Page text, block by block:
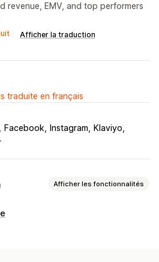
revenue, EMV, and top performers
Afficher la traduction
traduite en français
Facebook Instagram
Klaviyo
Afficher les fonctionnalités